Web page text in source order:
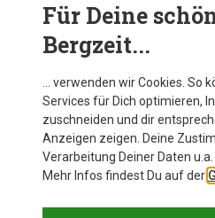
Du sparst 32%
Für Deine
Bergzeit...
… verwenden wir Cookies. So
Services für Dich optimieren,
zuschneiden und dir
Anzeigen zeigen. Deine
Verarbeitung Deiner Daten u.a.
Mehr Infos findest Du auf der